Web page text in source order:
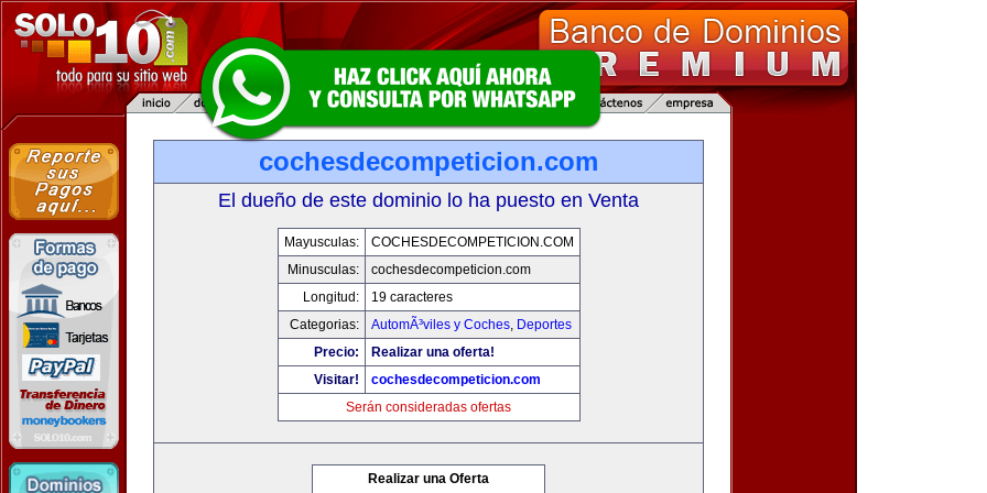
cochesdecompeticion.com
El dueño de este dominio lo ha puesto en Venta
Mayusculas:
COCHESDECOMPETICION.COM
Minusculas:
cochesdecompeticion.com
Longitud:
19 caracteres
Categorias:
AutomÃ³viles y Coches, Deportes
Precio:
Realizar una oferta!
Visitar!
cochesdecompeticion.com
Serán consideradas ofertas
Realizar una Oferta